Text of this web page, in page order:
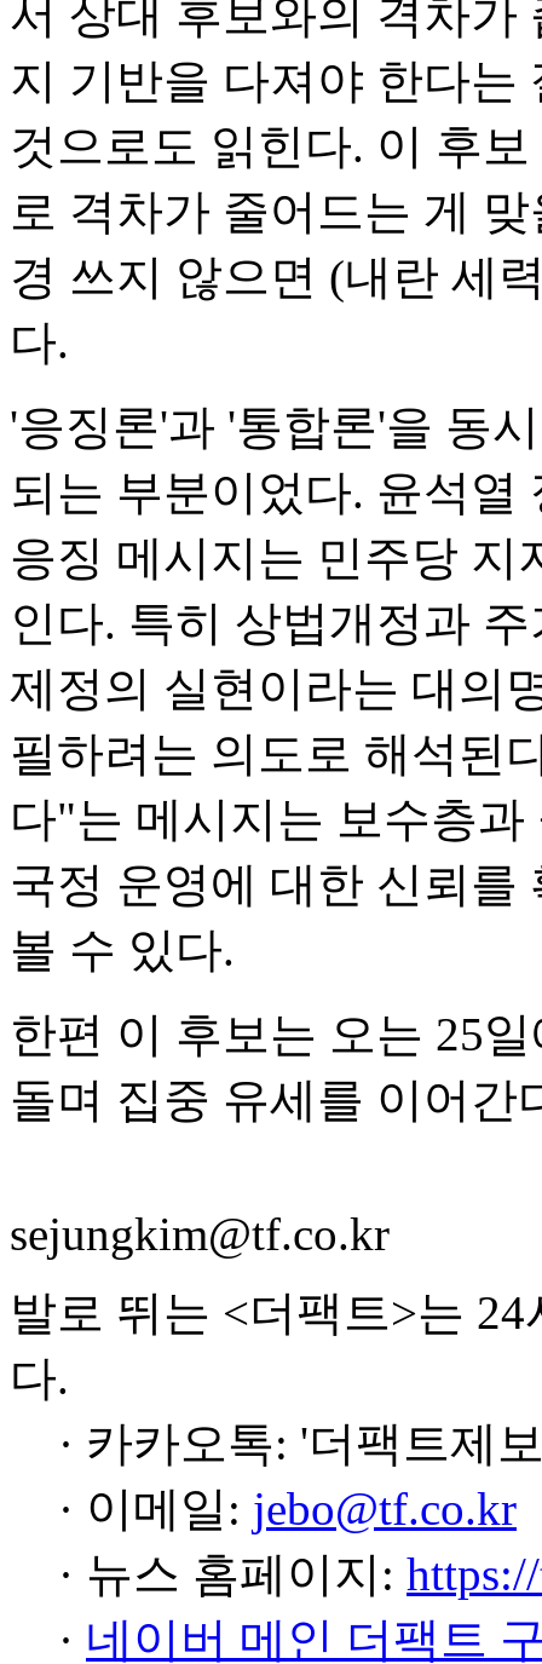
서 상대 후보와의 격차가
지 기반을 다져야 한다는
것으로도 읽힌다. 이 후
로 격차가 줄어드는 게
경 쓰지 않으면 (내란 세
다.
'응징론'과 '통합론'을 동
되는 부분이었다. 윤석열
응징 메시지는 민주당 지
인다. 특히 상법개정과
제정의 실현이라는 대의
필하려는 의도로 해석된
다"는 메시지는 보수층
국정 운영에 대한 신뢰를
볼 수 있다.
한편 이 후보는 오는 25
돌며 집중 유세를 이어간
sejungkim@tf.co.kr
발로 뛰는 <더팩트>는
다.
· 카카오톡: '더팩트제
· 이메일: jebo@tf.co.kr
· 뉴스 홈페이지:
· 네이버 메인 더팩트